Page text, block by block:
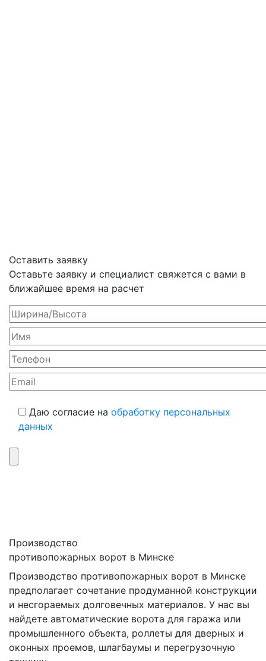
Оставить заявку
Оставьте заявку и специалист свяжется с вами в
ближайшее время на расчет
Даю согласие на обработку персональных
данных
Производство
противопожарных ворот в Минске
Производство противопожарных ворот в Минске
предполагает сочетание продуманной конструкции
и несгораемых долговечных материалов. У нас вы
найдете автоматические ворота для гаража или
промышленного объекта, роллеты для дверных и
оконных проемов, шлагбаумы и перегрузочную